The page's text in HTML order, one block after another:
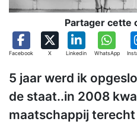
Partager cette
Facebook X Linkedin WhatsApp
5 jaar werd ik
de staat..in 2008
maatschappij